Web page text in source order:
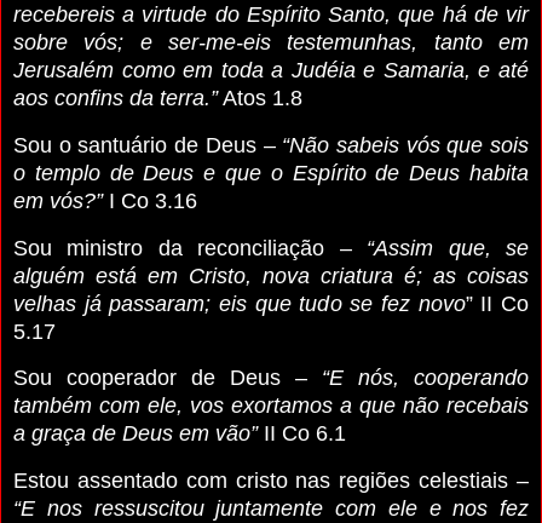
recebereis a virtude do Espírito Santo, que há de vir
sobre vós; e ser-me-eis testemunhas, tanto em
Jerusalém como em toda a Judéia e Samaria, e até
aos confins da terra.”Atos 1.8
Sou o santuário de Deus – “Não sabeis vós que sois
o templo de Deus e que o Espírito de Deus habita
em vós?”I Co 3.16
Sou ministro da reconciliação – “Assim que, se
alguém está em Cristo, nova criatura é; as coisas
velhas já passaram; eis que tudo se fez novo” II Co
5.17
Sou cooperador de Deus – “E nós, cooperando
também com ele, vos exortamos a que não recebais
a graça de Deus em vão”II Co 6.1
Estou assentado com cristo nas regiões celestiais –
“E nos ressuscitou juntamente com ele e nos fez